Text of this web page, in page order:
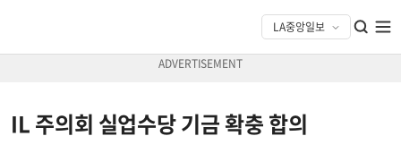
IL 주의회 실업수당 기금 확충 합의